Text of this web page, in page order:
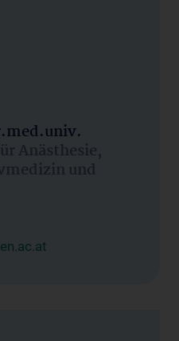
Anästhesie,
und